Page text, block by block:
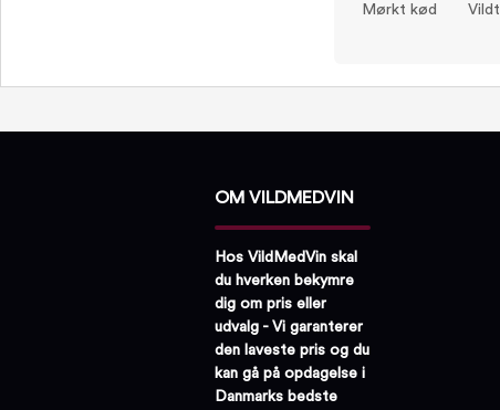
Mørkt kød Vildt
OM VILDMEDVIN
Hos VildMedVin skal
du hverken bekymre
dig om pris eller
udvalg - Vi garanterer
den laveste pris og du
kan gå på opdagelse i
Danmarks bedste